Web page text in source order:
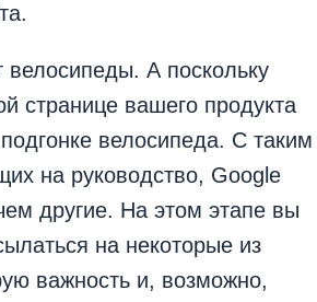
велосипеды. А поскольку
странице вашего продукта
велосипеда. С таким
на руководство, Google
другие. На этом этапе вы
на некоторые из
важность и, возможно,